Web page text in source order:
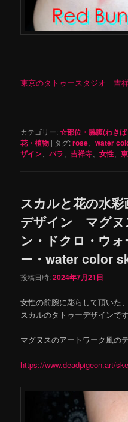
東京のタトゥースタジオ 吉
カテゴリー:☆部位・脇腹(わき
花・植物 | タグ:rose 、water
ザイン 、バラ 、吉祥寺 、女性 、
スカルと花の水
デザイン マグヌ
ン・ドクロ・ウ
ー・water color
投稿日時:2024年7月21日
女性の前腕に彫らして頂いた
スカルのタトゥーデザインです
マグヌスのアートワーク風の
https://www.deadpigeon.art/